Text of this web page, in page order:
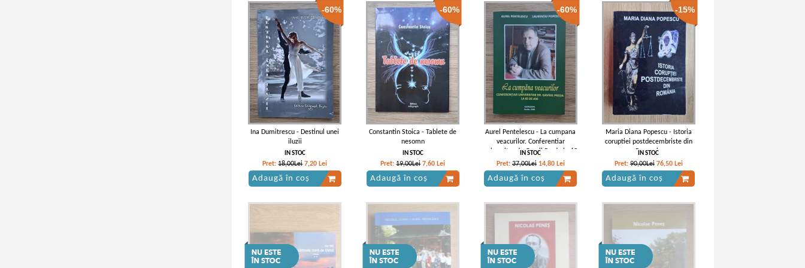
-60%
Ina Dumitrescu - Destinul unei
iluzii
IN STOC
Pret:18,00Lei 7,20 Lei
Adaugă în coș
-60%
Constantin Stoica - Tablete de
nesomn
IN STOC
Pret:19,00Lei 7,60 Lei
Adaugă în coș
-60%
Aurel Pentelescu - La cumpana
veacurilor. Conferentiar
universitar dr. Gavril Preda la 65
de ani
IN STOC
Pret: 37,00Lei 14,80 Lei
Adaugă în coș
-15%
Maria Diana Popescu - Istoria
coruptiei postdecembriste din
Romania
IN STOC
Pret:90,00Lei 76,50 Lei
Adaugă în coș